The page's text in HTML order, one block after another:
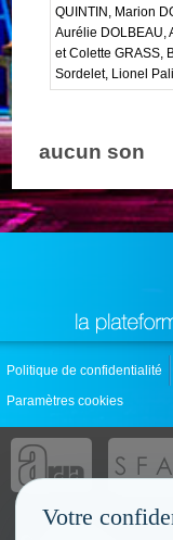
QUINTIN, Marion
Aurélie DOLBEAU,
et Colette GRASS,
Sordelet, Lionel
aucun son
Politique de confidentialité
Paramètres cookies
Votre